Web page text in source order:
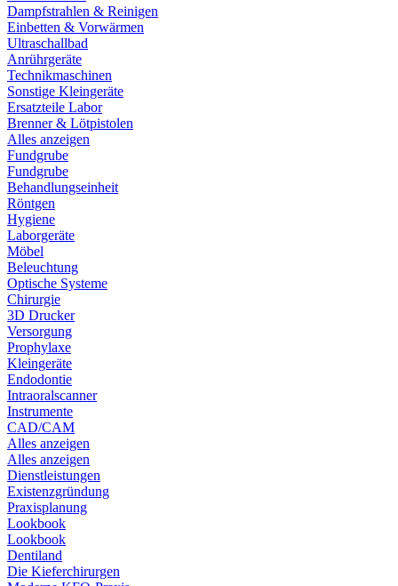
Dampfstrahlen & Reinigen
Einbetten & Vorwärmen
Ultraschallbad
Anrührgeräte
Technikmaschinen
Sonstige Kleingeräte
Ersatzteile Labor
Brenner & Lötpistolen
Alles anzeigen
Fundgrube
Fundgrube
Behandlungseinheit
Röntgen
Hygiene
Laborgeräte
Möbel
Beleuchtung
Optische Systeme
Chirurgie
3D Drucker
Versorgung
Prophylaxe
Kleingeräte
Endodontie
Intraoralscanner
Instrumente
CAD/CAM
Alles anzeigen
Alles anzeigen
Dienstleistungen
Existenzgründung
Praxisplanung
Lookbook
Lookbook
Dentiland
Die Kieferchirurgen